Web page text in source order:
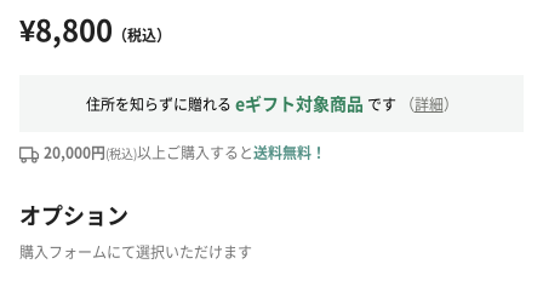
¥8,800 （税込）
住所を知らずに贈れる eギフト対象商品 です （詳細）
20,000円(税込)以上ご購入すると送料無料！
オプション
購入フォームにて選択いただけます